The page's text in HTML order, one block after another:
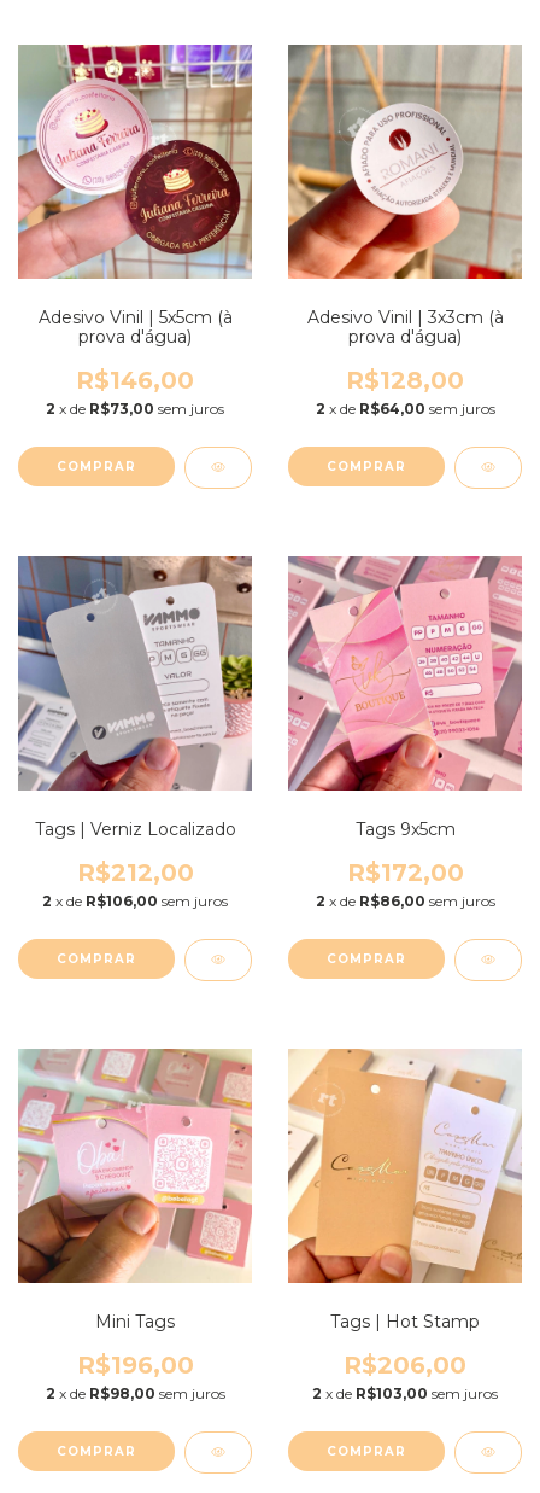
Adesivo Vinil | 5x5cm (à
prova d'água)
R$146,00
2 x de R$73,00 sem juros
COMPRAR
Adesivo Vinil | 3x3cm (à
prova d'água)
R$128,00
2 x de R$64,00 sem juros
COMPRAR
Tags | Verniz Localizado
R$212,00
2 x de R$106,00 sem juros
COMPRAR
Tags 9x5cm
R$172,00
2 x de R$86,00 sem juros
COMPRAR
Mini Tags
R$196,00
2 x de R$98,00 sem juros
COMPRAR
Tags | Hot Stamp
R$206,00
2 x de R$103,00 sem juros
COMPRAR